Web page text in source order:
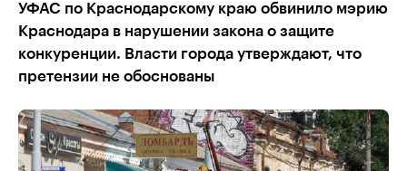
УФАС по Краснодарскому краю обвинило мэрию
Краснодара в нарушении закона о защите
конкуренции. Власти города утверждают, что
претензии не обоснованы